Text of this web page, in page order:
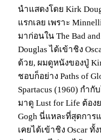
นำแสดงโดย Kirk
แรกเลย เพราะ
มาก่อนใน The Bad
Douglas ได้เข้าชิง
ด้วย, ผมดูหนังของปู่
ชอบก็อย่าง Paths of
Spartacus (1960) กำ
มาดู Lust for Life ต้อง
Gogh นี่แหละที่สุดกา
เคยได้เข้าชิง Oscar ทั้